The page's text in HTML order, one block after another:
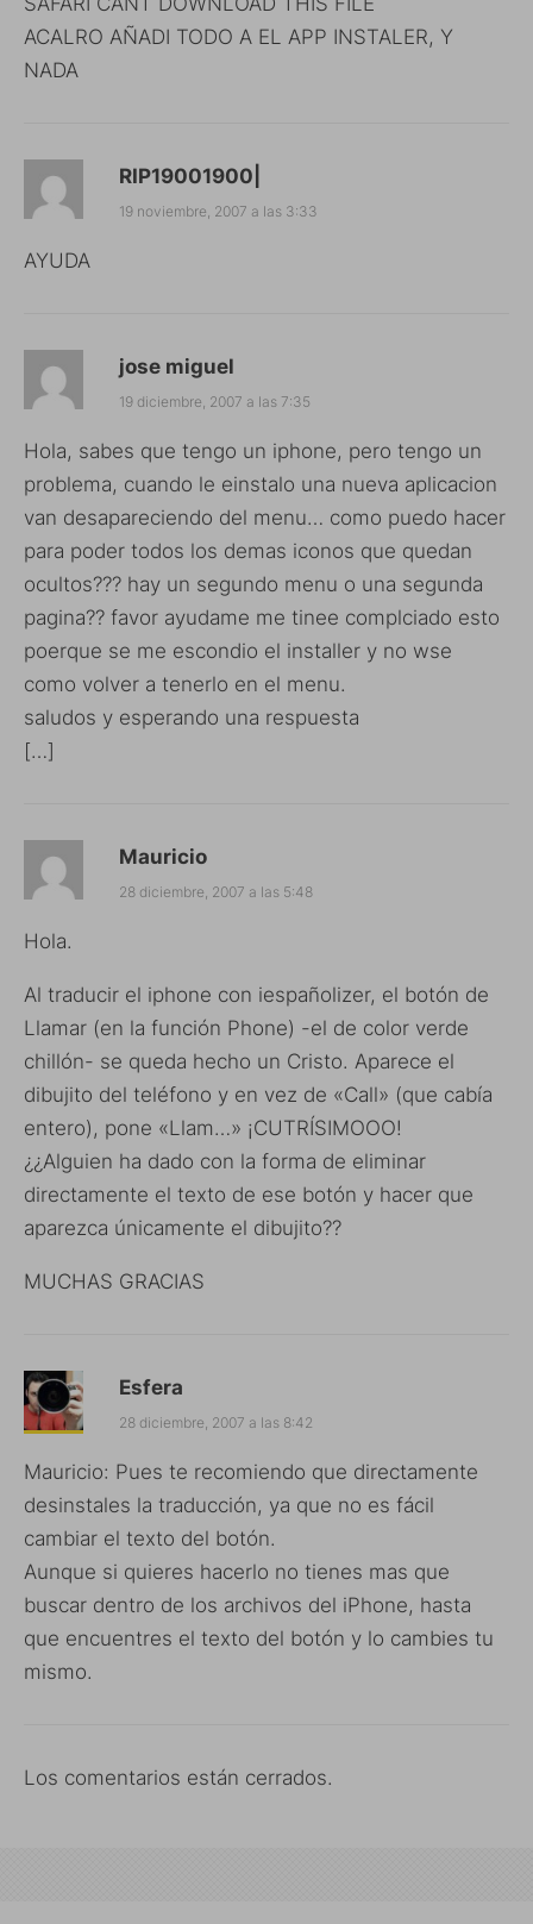
ACALRO AÑADI TODO A EL APP INSTALER, Y
NADA
RIP19001900|
19 noviembre, 2007 a las 3:33
AYUDA
jose miguel
19 diciembre, 2007 a las 7:35
Hola, sabes que tengo un iphone, pero tengo un
problema, cuando le einstalo una nueva aplicacion
van desapareciendo del menu… como puedo hacer
para poder todos los demas iconos que quedan
ocultos??? hay un segundo menu o una segunda
pagina?? favor ayudame me tinee complciado esto
poerque se me escondio el installer y no wse
como volver a tenerlo en el menu.
saludos y esperando una respuesta
[…]
Mauricio
28 diciembre, 2007 a las 5:48
Hola.
Al traducir el iphone con iespañolizer, el botón de
Llamar (en la función Phone) -el de color verde
chillón- se queda hecho un Cristo. Aparece el
dibujito del teléfono y en vez de «Call» (que cabía
entero), pone «Llam…» ¡CUTRÍSIMOOO!
¿¿Alguien ha dado con la forma de eliminar
directamente el texto de ese botón y hacer que
aparezca únicamente el dibujito??
MUCHAS GRACIAS
Esfera
28 diciembre, 2007 a las 8:42
Mauricio: Pues te recomiendo que directamente
desinstales la traducción, ya que no es fácil
cambiar el texto del botón.
Aunque si quieres hacerlo no tienes mas que
buscar dentro de los archivos del iPhone, hasta
que encuentres el texto del botón y lo cambies tu
mismo.
Los comentarios están cerrados.